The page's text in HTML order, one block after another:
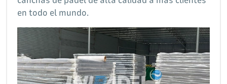
en todo el mundo.